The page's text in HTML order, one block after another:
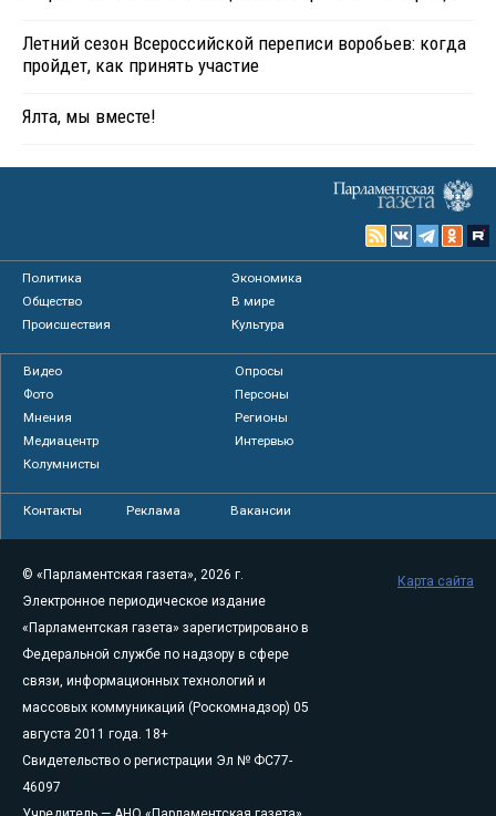
Летний сезон Всероссийской переписи воробьев: когда
пройдет, как принять участие
Ялта, мы вместе!
Политика
Экономика
Общество
В мире
Происшествия
Культура
Видео
Опросы
Фото
Персоны
Мнения
Регионы
Медиацентр
Интервью
Колумнисты
Контакты Реклама Вакансии
© «Парламентская газета», 2026 г.
Электронное периодическое издание
«Парламентская газета» зарегистрировано в
Федеральной службе по надзору в сфере
связи, информационных технологий и
массовых коммуникаций (Роскомнадзор) 05
августа 2011 года. 18+
Свидетельство о регистрации Эл № ФС77-
46097
Карта сайта